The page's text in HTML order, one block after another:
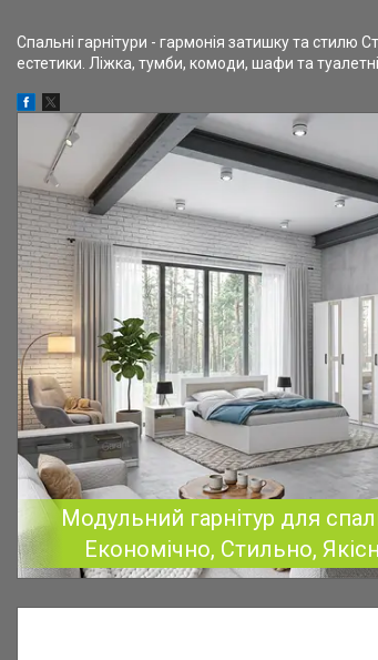
Спальні гарнітури - гармонія затишку та стилю
естетики. Ліжка, тумби, комоди, шафи та
Модульний гарнітур для
Економічно, Стильно,